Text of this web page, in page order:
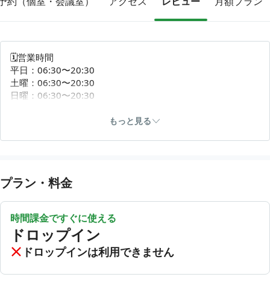
🗓営業時間
平日：06:30〜20:30
土曜：06:30〜20:30
日曜：06:30〜20:30
での請求となりますので、ご了承ください。
もっと見る
プラン・料金
時間課金ですぐに使える
ドロップイン
ドロップインは利用できません